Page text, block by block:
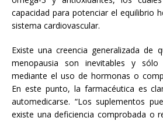
capacidad para potenciar el equilibrio
sistema cardiovascular.
Existe una creencia generalizada de
menopausia son inevitables y sólo
mediante el uso de hormonas o
En este punto, la farmacéutica es
automedicarse. “Los suplementos
existe una deficiencia comprobada o